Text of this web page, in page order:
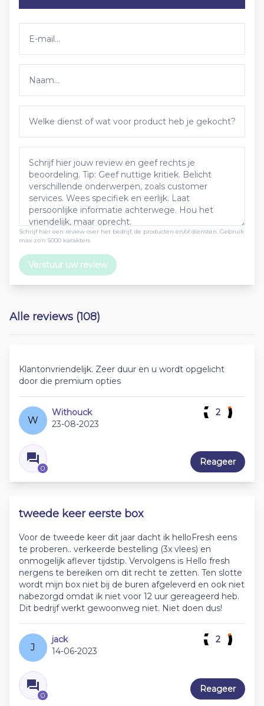
Schrijf hier een review over het bedrijf, de producten en/of diensten. Gebruik
max zo’n 5000 karakters
Verstuur uw review
Alle reviews (108)
Klantonvriendelijk. Zeer duur en u wordt opgelicht
door die premium opties
W
Withouck
23-08-2023
0
2
Reageer
tweede keer eerste box
Voor de tweede keer dit jaar dacht ik helloFresh eens
te proberen.. verkeerde bestelling (3x vlees) en
onmogelijk aflever tijdstip. Vervolgens is Hello fresh
nergens te bereiken om dit recht te zetten. Ten slotte
wordt mijn box niet bij de buren afgeleverd en ook niet
nabezorgd omdat ik niet voor 12 uur gereageerd heb.
Dit bedrijf werkt gewoonweg niet. Niet doen dus!
J
jack
14-06-2023
0
2
Reageer